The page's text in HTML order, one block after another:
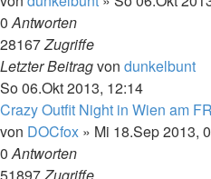
0Antworten
28167Zugriffe
Letzter Beitragvon dunkelbunt
So 06.Okt 2013, 12:14
Crazy Outfit Night in Wien am
von DOCfox » Mi 18.Sep 2013,
0Antworten